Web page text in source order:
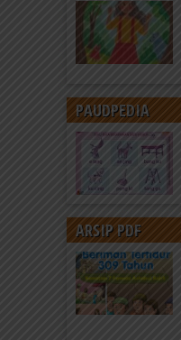
PAUDPEDIA
ARSIP PDF